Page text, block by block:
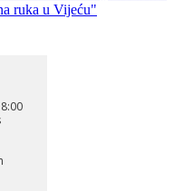
ruka u Vijeću"